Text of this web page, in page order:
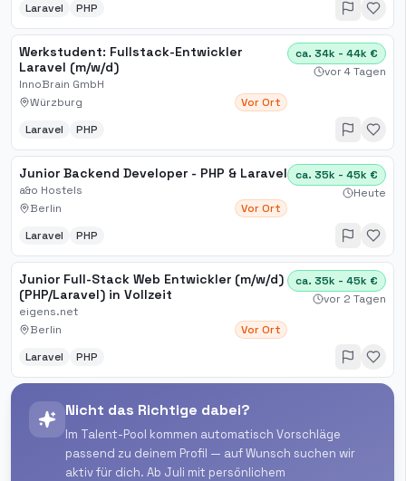
Laravel PHP
Werkstudent: Fullstack-Entwickler
Laravel (m/w/d)
InnoBrain GmbH
Würzburg
Vor Ort
ca. 34k - 44k €
vor 4 Tagen
Laravel PHP
Junior Backend Developer - PHP & Laravel
a&o Hostels
Berlin
Vor Ort
ca. 35k - 45k €
Heute
Laravel PHP
Junior Full-Stack Web Entwickler (m/w/d)
(PHP/Laravel) in Vollzeit
eigens.net
Berlin
Vor Ort
ca. 35k - 45k €
vor 2 Tagen
Laravel PHP
Nicht das Richtige dabei?
Im Talent-Pool kommen automatisch Vorschläge
passend zu deinem Profil — auf Wunsch suchen wir
aktiv für dich. Ab Juli mit persönlichem